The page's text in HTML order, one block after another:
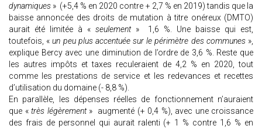
dynamiques » (+5,4 % en 2020 contre + 2,7 % en 2019) tandis que la
baisse annoncée des droits de mutation à titre onéreux (DMTO)
aurait été limitée à « seulement » 1,6 %. Une baisse qui est,
toutefois, «un peu plus accentuée sur le périmètre des communes »,
explique Bercy avec une diminution de l’ordre de 3,6 %. Reste que
les autres impôts et taxes reculeraient de 4,2 % en 2020, tout
comme les prestations de service et les redevances et recettes
d’utilisation du domaine (- 8,8 %).
En parallèle, les dépenses réelles de fonctionnement n’auraient
que « très légèrement» augmenté (+ 0,4 %), avec une croissance
des frais de personnel qui aurait ralenti (+ 1 % contre 1,6 % en